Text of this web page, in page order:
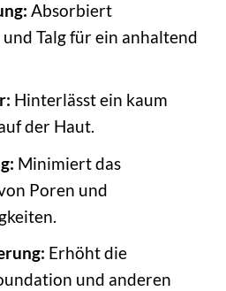
Absorbiert
Talg für ein anhaltend
Hinterlässt ein kaum
der Haut.
Minimiert das
Poren und
Erhöht die
und anderen